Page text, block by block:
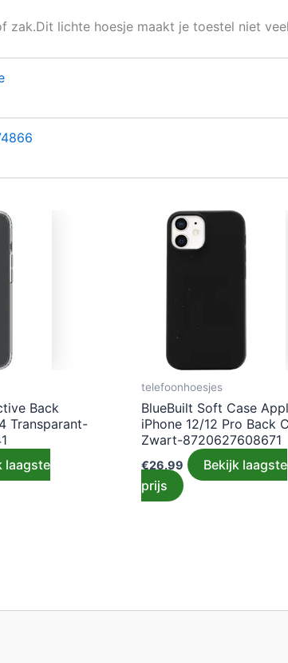
lichte hoesje maakt je toestel niet
Back
Transparant-
laagste
telefoonhoesjes
BlueBuilt Soft Case
iPhone 12/12 Pro Back
Zwart-8720627608671
€26.99
Bekijk laagste
prijs